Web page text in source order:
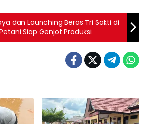
dan Launching Beras Tri Sakti di
Siap Genjot Produksi